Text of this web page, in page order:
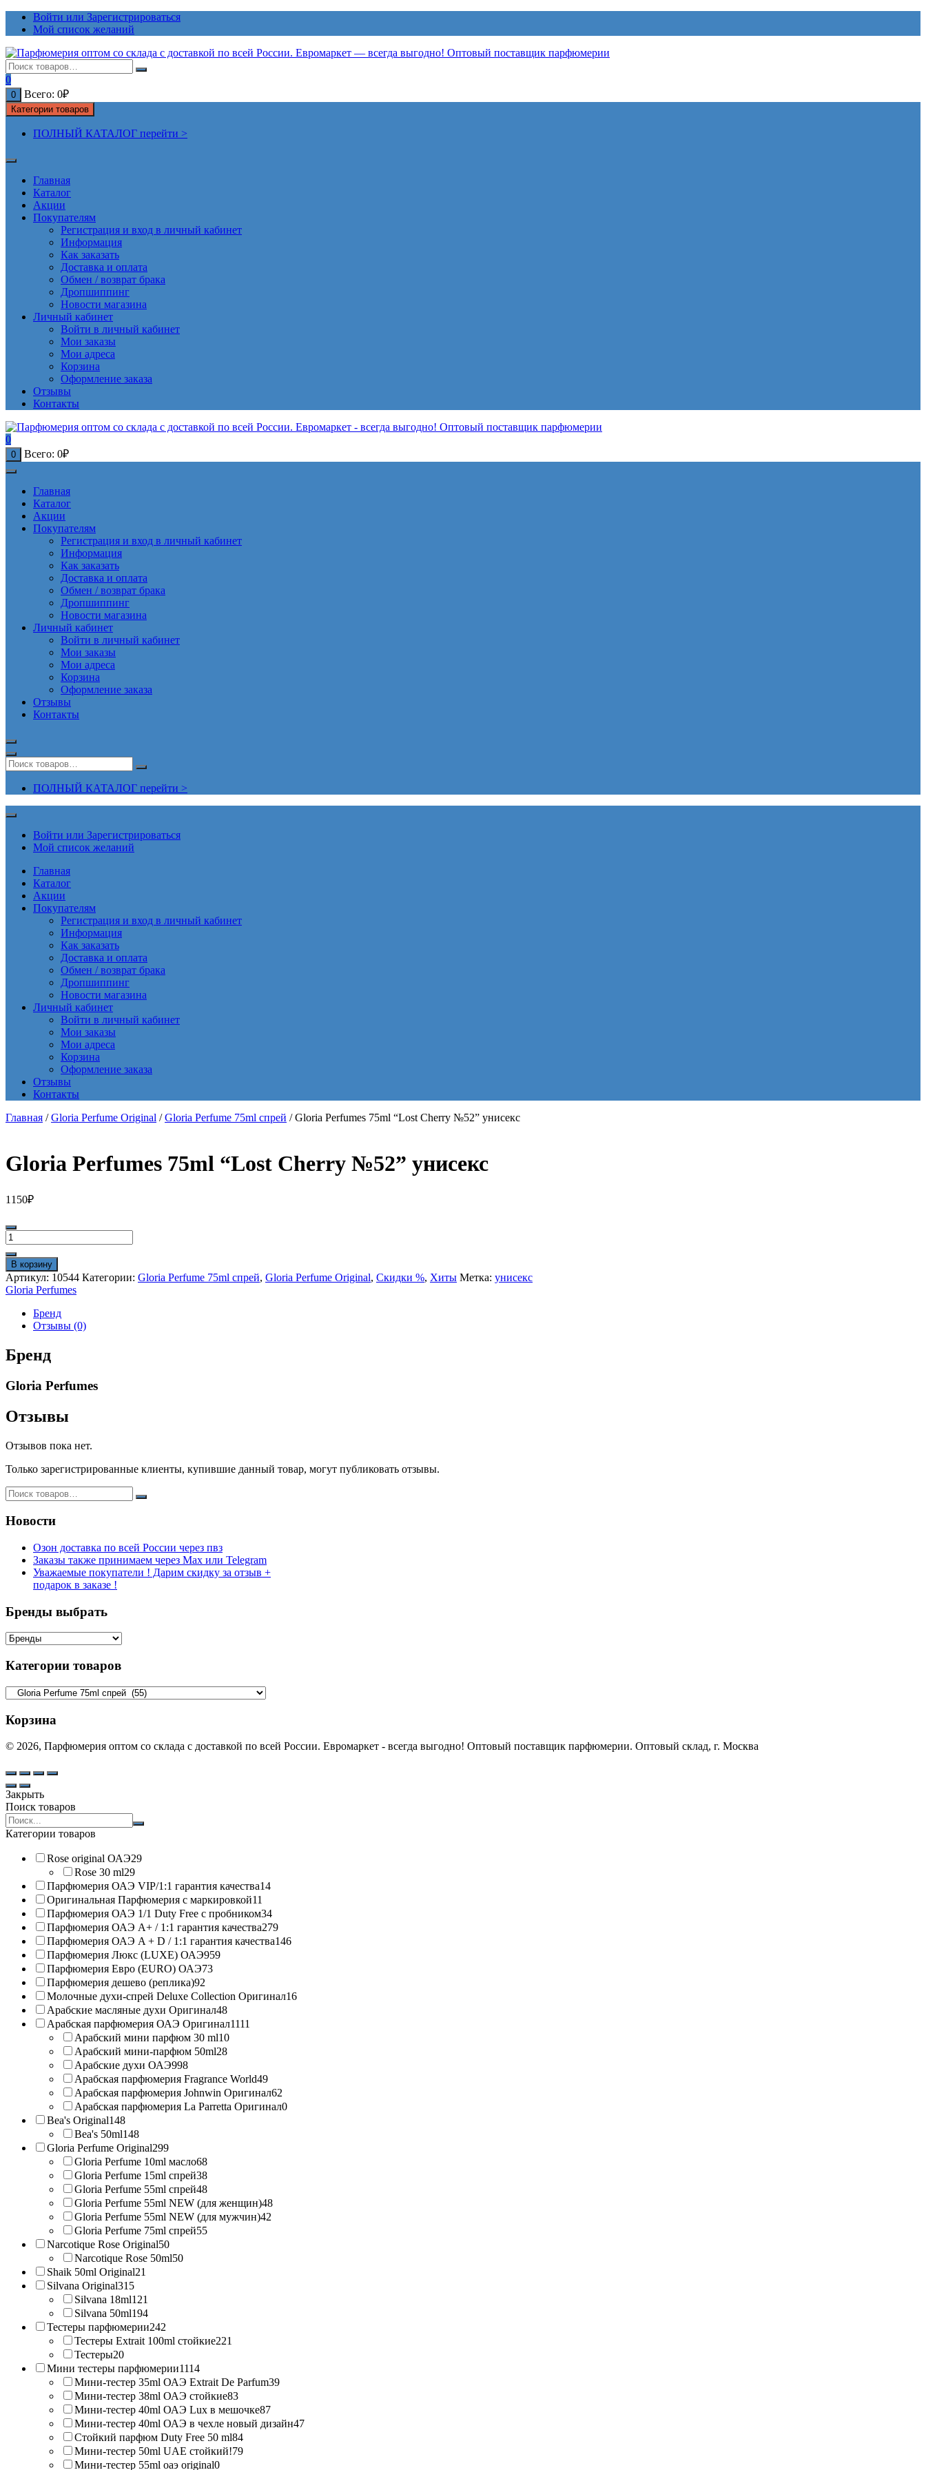
ПерейтиВойти или Зарегистрироваться
Мой список желаний
0
0 Всего: 0₽
Категории товаров
ПОЛНЫЙ КАТАЛОГ перейти >
Главная
Каталог
Акции
Покупателям
Регистрация и вход в личный кабинет
Информация
Как заказать
Доставка и оплата
Обмен / возврат брака
Дропшиппинг
Новости магазина
Личный кабинет
Войти в личный кабинет
Мои заказы
Мои адреса
Корзина
Оформление заказа
Отзывы
Контакты
0
0 Всего: 0₽
Главная
Каталог
Акции
Покупателям
Регистрация и вход в личный кабинет
Информация
Как заказать
Доставка и оплата
Обмен / возврат брака
Дропшиппинг
Новости магазина
Личный кабинет
Войти в личный кабинет
Мои заказы
Мои адреса
Корзина
Оформление заказа
Отзывы
Контакты
ПОЛНЫЙ КАТАЛОГ перейти >
Войти или Зарегистрироваться
Мой список желаний
Главная
Каталог
Акции
Покупателям
Регистрация и вход в личный кабинет
Информация
Как заказать
Доставка и оплата
Обмен / возврат брака
Дропшиппинг
Новости магазина
Личный кабинет
Войти в личный кабинет
Мои заказы
Мои адреса
Корзина
Оформление заказа
Отзывы
Контакты
Главная /Gloria Perfume Original /Gloria Perfume 75ml спрей / Gloria Perfumes 75ml “Lost Cherry №52” унисекс
Gloria Perfumes 75ml “Lost Cherry №52” унисекс
1150₽
Количество
товара
Gloria
Perfumes
75ml
“Lost
Cherry
№52”
унисекс
В корзину
Артикул: 10544 Категории: Gloria Perfume 75ml спрей, Gloria Perfume Original, Скидки %, Хиты Метка: унисекс
Gloria Perfumes
Бренд
Отзывы (0)
Бренд
Gloria Perfumes
Отзывы
Отзывов пока нет.
Только зарегистрированные клиенты, купившие данный товар, могут публиковать отзывы.
Новости
Озон доставка по всей России через пвз
Заказы также принимаем через Max или Telegram
Уважаемые покупатели ! Дарим скидку за отзыв +
подарок в заказе !
Бренды выбрать
Категории товаров
Корзина
© 2026, Парфюмерия оптом со склада с доставкой по всей России. Евромаркет - всегда выгодно! Оптовый поставщик парфюмерии. Оптовый склад, г. Москва
Закрыть
Поиск товаров
Search
products:
Категории товаров
Rose original ОАЭ29
Rose 30 ml29
Парфюмерия ОАЭ VIP/1:1 гарантия качества14
Оригинальная Парфюмерия с маркировкой11
Парфюмерия ОАЭ 1/1 Duty Free с пробником34
Парфюмерия ОАЭ A+ / 1:1 гарантия качества279
Парфюмерия ОАЭ A + D / 1:1 гарантия качества146
Парфюмерия Люкс (LUXE) ОАЭ959
Парфюмерия Евро (EURO) ОАЭ73
Парфюмерия дешево (реплика)92
Молочные духи-спрей Deluxe Collection Оригинал16
Арабские масляные духи Оригинал48
Арабская парфюмерия ОАЭ Оригинал1111
Арабский мини парфюм 30 ml10
Арабский мини-парфюм 50ml28
Арабские духи ОАЭ998
Арабская парфюмерия Fragrance World49
Арабская парфюмерия Johnwin Оригинал62
Арабская парфюмерия La Parretta Оригинал0
Bea's Original148
Bea's 50ml148
Gloria Perfume Original299
Gloria Perfume 10ml масло68
Gloria Perfume 15ml спрей38
Gloria Perfume 55ml спрей48
Gloria Perfume 55ml NEW (для женщин)48
Gloria Perfume 55ml NEW (для мужчин)42
Gloria Perfume 75ml спрей55
Narcotique Rose Original50
Narcotique Rose 50ml50
Shaik 50ml Original21
Silvana Original315
Silvana 18ml121
Silvana 50ml194
Тестеры парфюмерии242
Тестеры Extrait 100ml стойкие221
Тестеры20
Мини тестеры парфюмерии1114
Мини-тестер 35ml ОАЭ Extrait De Parfum39
Мини-тестер 38ml ОАЭ стойкие83
Мини-тестер 40ml ОАЭ Lux в мешочке87
Мини-тестер 40ml ОАЭ в чехле новый дизайн47
Стойкий парфюм Duty Free 50 ml84
Мини-тестер 50ml UAE стойкий!79
Мини-тестер 55ml оаэ original0